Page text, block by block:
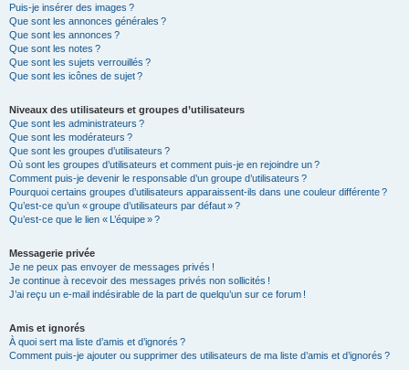
Puis-je insérer des images ?
Que sont les annonces générales ?
Que sont les annonces ?
Que sont les notes ?
Que sont les sujets verrouillés ?
Que sont les icônes de sujet ?
Niveaux des utilisateurs et groupes d’utilisateurs
Que sont les administrateurs ?
Que sont les modérateurs ?
Que sont les groupes d’utilisateurs ?
Où sont les groupes d’utilisateurs et comment puis-je en rejoindre un ?
Comment puis-je devenir le responsable d’un groupe d’utilisateurs ?
Pourquoi certains groupes d’utilisateurs apparaissent-ils dans une couleur différente ?
Qu’est-ce qu’un « groupe d’utilisateurs par défaut » ?
Qu’est-ce que le lien « L’équipe » ?
Messagerie privée
Je ne peux pas envoyer de messages privés !
Je continue à recevoir des messages privés non sollicités !
J’ai reçu un e-mail indésirable de la part de quelqu’un sur ce forum !
Amis et ignorés
À quoi sert ma liste d’amis et d’ignorés ?
Comment puis-je ajouter ou supprimer des utilisateurs de ma liste d’amis et d’ignorés ?